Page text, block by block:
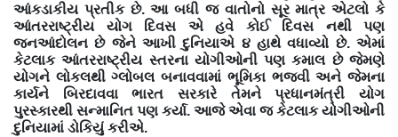
આંકડાકીય પ્રતીક છે. આ બધી જ વાતોનો સૂર માત્ર એટલો કે
આંતરરાષ્ટ્રીય યોગ દિવસ એ હવે કોઈ દિવસ નથી પણ
જનઆંદોલન છે જેને આખી દુનિયાએ ૪ હાથે વધાવ્યો છે. એમાં
કેટલાક આંતરરાષ્ટ્રીય સ્તરના યોગીઓની પણ કમાલ છે જેમણે
યોગને લોકલથી ગ્લોબલ બનાવવામાં ભૂમિકા ભજવી અને જેમના
કાર્યને બિરદાવવા ભારત સરકારે તેમને પ્રધાનમંત્રી યોગ
પુરસ્કારથી સન્માનિત પણ કર્યા. આજે એવા જ કેટલાક યોગીઓની
દુનિયામાં ડોકિયું કરીએ.